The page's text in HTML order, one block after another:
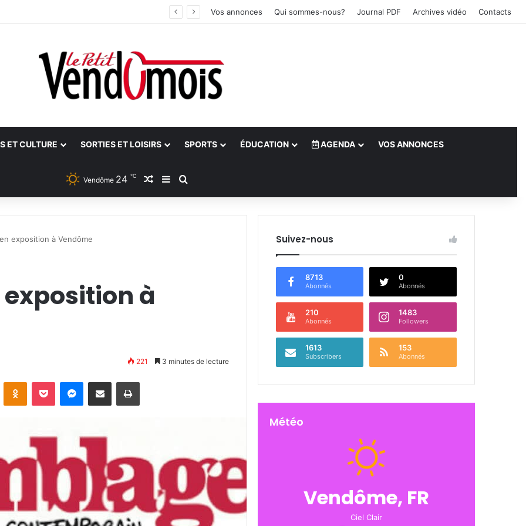
Vos annonces Qui sommes-nous? Journal PDF Archives vidéo Contacts
ET CULTURE SORTIES ET LOISIRS SPORTS ÉDUCATION AGENDA VOS ANNONCES
Vendôme 24 ℃ Article Aléatoire
Sidebar (barre latérale)
exposition à Vendôme
à
221 3 minutes de lecture
Suivez-nous
8713
Abonnés
0
Abonnés
210
Abonnés
1483
Followers
1613
Subscribers
153
Abonnés
Météo
Vendôme, FR
Ciel Clair